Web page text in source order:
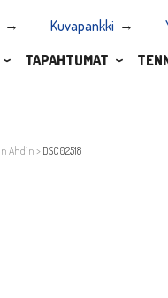
Kuvapankki
TAPAHTUMAT
Ahdin > DSC02518